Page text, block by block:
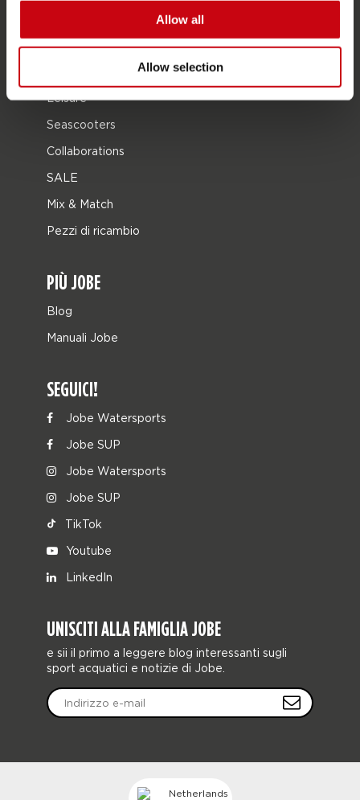
Allow all
Allow selection
Carta regalo
Leisure
Seascooters
Collaborations
SALE
Mix & Match
Pezzi di ricambio
PIÙ JOBE
Blog
Manuali Jobe
SEGUICI!
Jobe Watersports
Jobe SUP
Jobe Watersports
Jobe SUP
TikTok
Youtube
LinkedIn
UNISCITI ALLA FAMIGLIA JOBE
e sii il primo a leggere blog interessanti sugli
sport acquatici e notizie di Jobe.
Netherlands